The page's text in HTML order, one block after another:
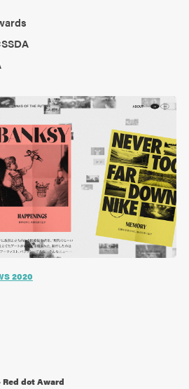
2020
dot Award